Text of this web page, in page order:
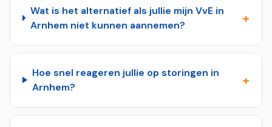
Wat is het alternatief als jullie mijn VvE in
Arnhem niet kunnen aannemen?
+
Hoe snel reageren jullie op storingen in
Arnhem?
+